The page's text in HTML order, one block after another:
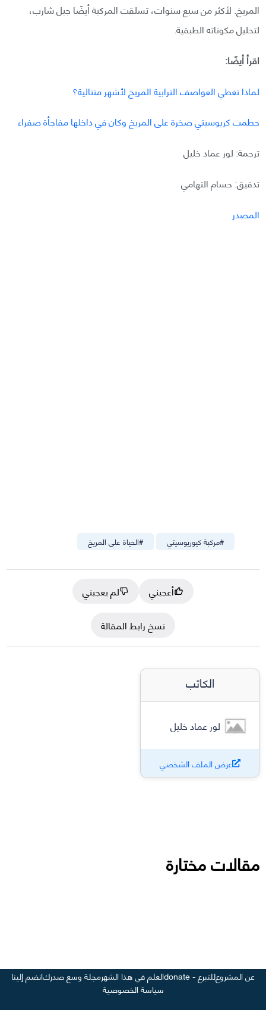
المريخ. لأكثر من سبع سنوات، تسلقت المركبة أيضًا جبل شارب،
لتحليل مكوناته الطبقية.
اقرأ أيضًا:
لماذا تغطي العواصف الترابية المريخ لأشهر متتالية؟
حطمت كريوسيتي صخرة على المريخ وكان في داخلها مفاجأة صفراء
ترجمة: لور عماد خليل
تدقيق: حسام التهامي
المصدر
#الحياة على المريخ #مركبة كيوريوسيتي
أعجبني
لم يعجبني
نسخ رابط المقالة
الكاتب
لور عماد خليل
عرض الملف الشخصي
مقالات مختارة
عن المشروعللتبرع - donate العلم في هذا الشهرمجلة وسع صدركانضم إلينا
سياسة الخصوصية